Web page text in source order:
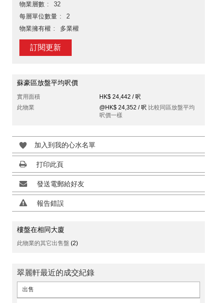
物業層數
32
每層單位數量
2
物業擁有權
多業權
訂閱更新
蘇豪區放盤平均呎價
實用面積
HK$ 24,442 / 呎
此物業
@HK$ 24,352 / 呎 比較同區放盤平均
呎價一樣
加入到我的心水名單
打印此頁
發送電郵給好友
報告錯誤
樓盤在相同大廈
此物業的其它出售盤 (2)
翠麗軒最近的成交紀錄
出售